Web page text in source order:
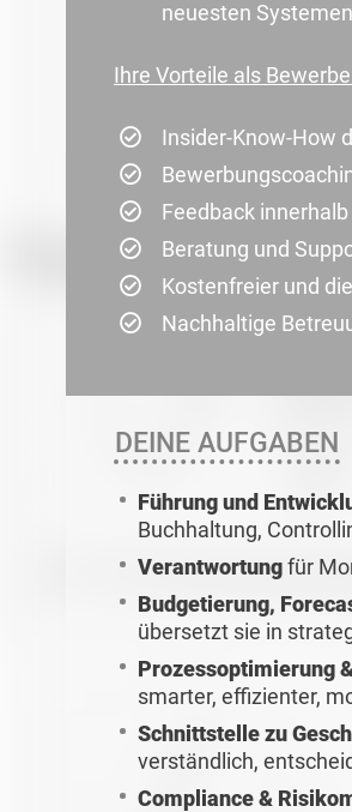
neuesten Systemen
Ihre Vorteile als
Insider-Know-How
Feedback innerhalb
Beratung und
Kostenfreier und
Nachhaltige
DEINE AUFGABEN
Führung und
Buchhaltung,
Verantwortungfür
Budgetierung,
übersetzt sie in
Prozessoptimierung
smarter, effizienter,
Schnittstelle zu
verständlich,
Compliance &